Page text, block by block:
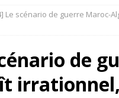
Le scénario de guerre Maroc-
de
irrationnel,